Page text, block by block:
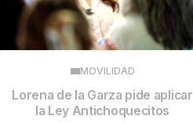
MOVILIDAD
Lorena de la Garza pide aplicar
la Ley Antichoquecitos